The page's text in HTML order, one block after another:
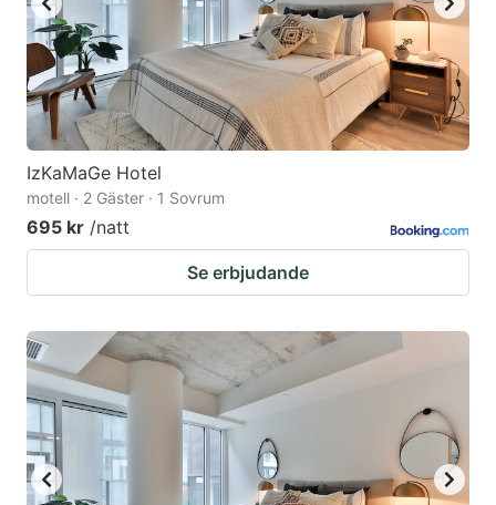
IzKaMaGe Hotel
motell · 2 Gäster · 1 Sovrum
695 kr /natt
Se erbjudande